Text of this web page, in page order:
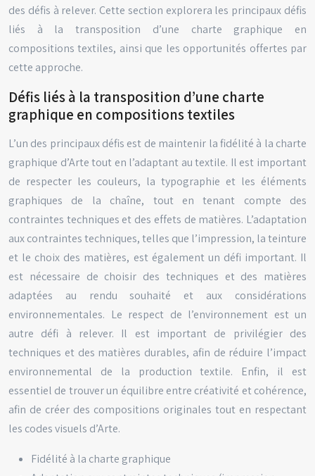
des défis à relever. Cette section explorera les principaux défis
liés à la transposition d’une charte graphique en
compositions textiles, ainsi que les opportunités offertes par
cette approche.
Défis liés à la transposition d’une charte
graphique en compositions textiles
L’un des principaux défis est de maintenir la fidélité à la charte
graphique d’Arte tout en l’adaptant au textile. Il est important
de respecter les couleurs, la typographie et les éléments
graphiques de la chaîne, tout en tenant compte des
contraintes techniques et des effets de matières. L’adaptation
aux contraintes techniques, telles que l’impression, la teinture
et le choix des matières, est également un défi important. Il
est nécessaire de choisir des techniques et des matières
adaptées au rendu souhaité et aux considérations
environnementales. Le respect de l’environnement est un
autre défi à relever. Il est important de privilégier des
techniques et des matières durables, afin de réduire l’impact
environnemental de la production textile. Enfin, il est
essentiel de trouver un équilibre entre créativité et cohérence,
afin de créer des compositions originales tout en respectant
les codes visuels d’Arte.
Fidélité à la charte graphique